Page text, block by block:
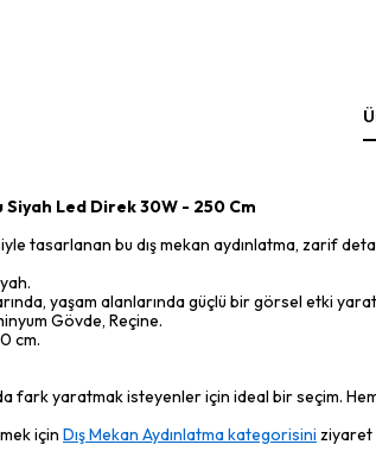
Siyah Led Direk 30W - 250 Cm
tasarlanan bu dış mekan aydınlatma, zarif
yaşam alanlarında güçlü bir görsel etki
Gövde, Reçine.
cm.
fark yaratmak isteyenler için ideal bir seçim.
için Dış Mekan Aydınlatma kategorisini ziyaret